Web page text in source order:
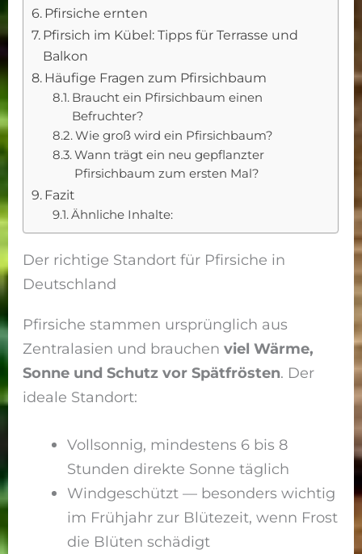
Pfirsiche ernten
Pfirsich im Kübel: Tipps für Terrasse und
Balkon
Häufige Fragen zum Pfirsichbaum
Braucht ein Pfirsichbaum einen
Befruchter?
Wie groß wird ein Pfirsichbaum?
Wann trägt ein neu gepflanzter
Pfirsichbaum zum ersten Mal?
Fazit
Ähnliche Inhalte:
Der richtige Standort für Pfirsiche in
Deutschland
Pfirsiche stammen ursprünglich aus
Zentralasien und brauchenviel Wärme,
Sonne und Schutz vor Spätfrösten. Der
ideale Standort:
Vollsonnig, mindestens 6 bis 8
Stunden direkte Sonne täglich
Windgeschützt — besonders wichtig
im Frühjahr zur Blütezeit, wenn Frost
die Blüten schädigt